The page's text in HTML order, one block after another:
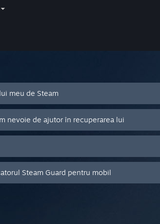
meu de Steam
nevoie de ajutor în recuperarea lui
Steam Guard pentru mobil